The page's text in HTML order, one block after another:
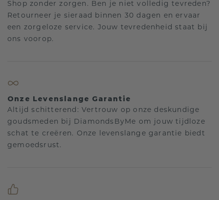
Shop zonder zorgen. Ben je niet volledig tevreden?
Retourneer je sieraad binnen 30 dagen en ervaar
een zorgeloze service. Jouw tevredenheid staat bij
ons voorop.
Onze Levenslange Garantie
Altijd schitterend: Vertrouw op onze deskundige
goudsmeden bij DiamondsByMe om jouw tijdloze
schat te creëren. Onze levenslange garantie biedt
gemoedsrust.